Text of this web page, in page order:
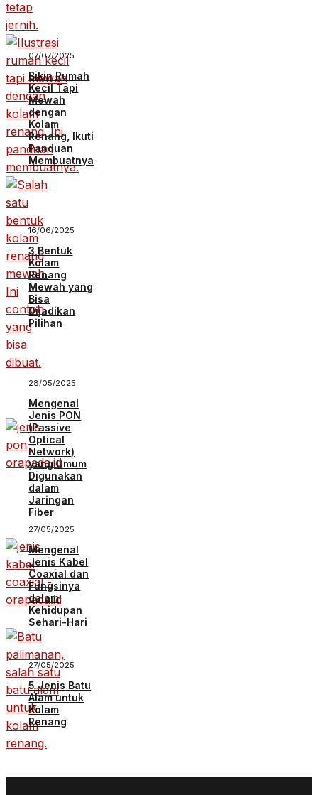
07/07/2025
Bikin Rumah
Kecil Tapi
Mewah
dengan
Kolam
Renang, Ikuti
Panduan
Membuatnya
16/06/2025
3 Bentuk
Kolam
Renang
Mewah yang
Bisa
Dijadikan
Pilihan
28/05/2025
Mengenal
Jenis PON
(Passive
Optical
Network)
yang Umum
Digunakan
dalam
Jaringan
Fiber
27/05/2025
Mengenal
Jenis Kabel
Coaxial dan
Fungsinya
dalam
Kehidupan
Sehari-Hari
27/05/2025
5 Jenis Batu
Alam untuk
Kolam
Renang